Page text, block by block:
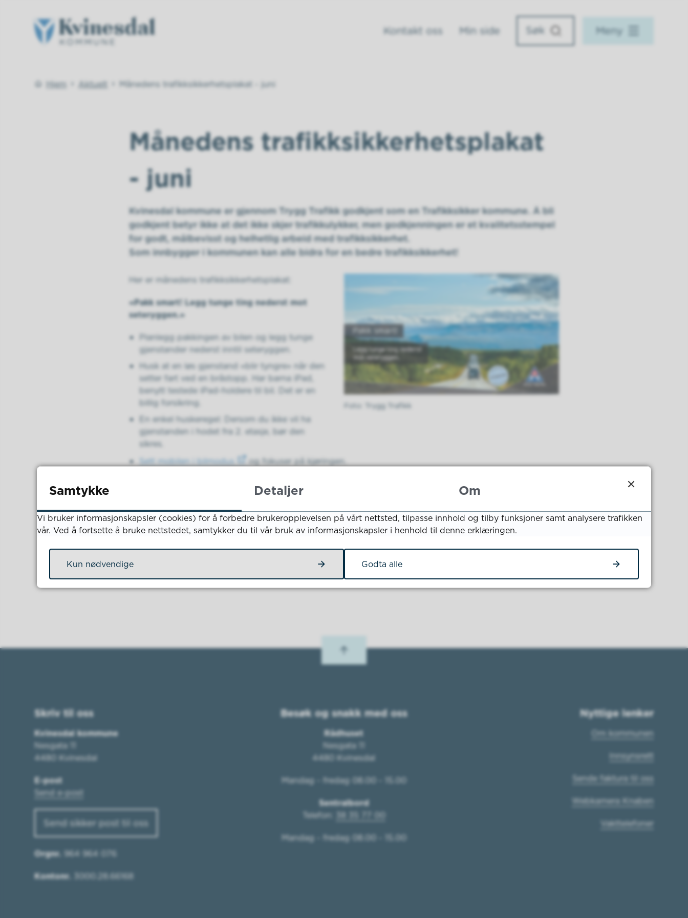
Kontakt oss Min side Meny
Du er her:
Hjem Aktuelt Månedens trafikksikkerhetsplakat - juni
Månedens trafikksikkerhetsplakat
- juni
Kvinesdal kommune er gjennom Trygg Trafikk godkjent som en Trafikksikker kommune. Å bli
godkjent betyr ikke at det ikke skjer trafikkulykker, men godkjenningen er et kvalitetsstempel
for godt, målbevisst og helhetlig arbeid med trafikksikkerhet.
Som innbygger i kommunen kan alle bidra for en bedre trafikksikkerhet!
Trygg Trafikk
Her er månedens trafikksikkerhetsplakat:
«Pakk smart! Legg tunge ting nederst mot
seteryggen.»
Planlegg pakkingen av bilen og legg tunge
gjenstander nederst inntil seteryggen.
Husk at en løs gjenstand «blir tyngre» når den
setter fart ved en bråstopp. Har barna iPad,
benytt testede iPad-holdere til bil. Det er en
billig forsikring.
En enkel huskeregel: Dersom du ikke vil ha
gjenstanden i hodet fra 2. etasje, bør den
sikres.
Sett mobilen i bilmodus
og fokuser på kjøringen.
Se flere sommertips til bilturen på Tryggtrafikk.no!
Fant du det du lette etter?
Ja Nei
Skriv til oss
Kvinesdal kommune
Nesgata 11
4480 Kvinesdal
E-post
Send e-post
Send sikker post til oss
Orgnr. 964 964 076
Kontonr.
3000.28.66168
Besøk og snakk med oss
Rådhuset
Nesgata 11
4480 Kvinesdal
Mandag - fredag 08.00 - 15.00
Sentralbord
Telefon:
38 35 77 00
Mandag - fredag 08.00 - 15.00
Nyttige lenker
Om kommunen
Innsynsrett
Sende faktura til oss
Webkamera Knaben
Vakttelefoner
Samtykke Detaljer Om
Vi bruker informasjonskapsler (cookies) for å forbedre brukeropplevelsen på vårt nettsted, tilpasse innhold og tilby funksjoner samt analysere trafikken
vår. Ved å fortsette å bruke nettstedet, samtykker du til vår bruk av informasjonskapsler i henhold til denne erklæringen.
Kun nødvendige Godta alle